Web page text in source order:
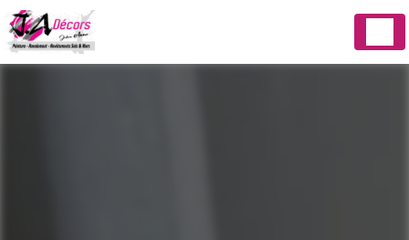
Panneau de gestion des cookies